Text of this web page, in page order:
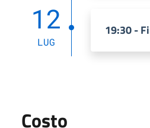
12
LUG
19:30 -
Costo